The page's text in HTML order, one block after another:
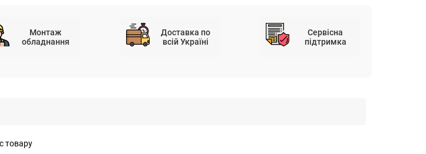
Монтаж
обладнання
Доставка по
всій Україні
Сервісна
підтримка
товару